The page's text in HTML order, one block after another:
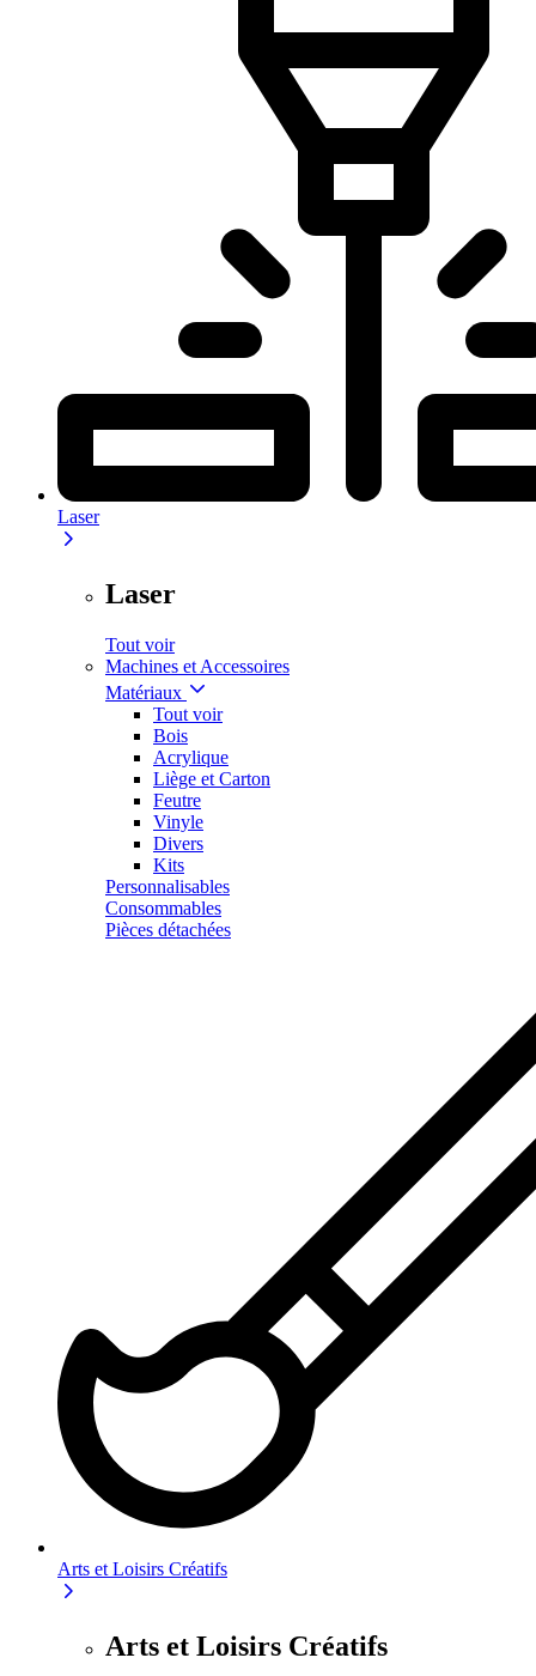
Laser
Laser
Tout voir
Machines et Accessoires
Matériaux
Tout voir
Bois
Acrylique
Liège et Carton
Feutre
Vinyle
Divers
Kits
Personnalisables
Consommables
Pièces détachées
Arts et Loisirs Créatifs
Arts et Loisirs Créatifs